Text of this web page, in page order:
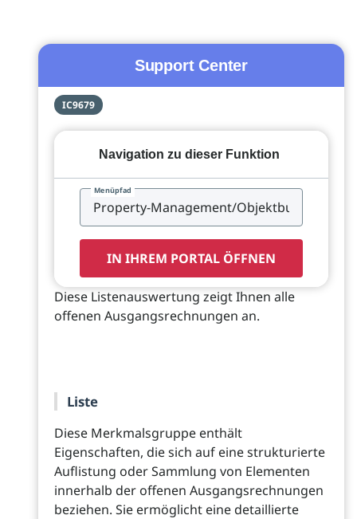
Support Center
IC9679
Navigation zu dieser Funktion
Menüpfad
IN IHREM PORTAL ÖFFNEN
Diese Listenauswertung zeigt Ihnen alle
offenen Ausgangsrechnungen an.
Liste
Diese Merkmalsgruppe enthält
Eigenschaften, die sich auf eine strukturierte
Auflistung oder Sammlung von Elementen
innerhalb der offenen Ausgangsrechnungen
beziehen. Sie ermöglicht eine detaillierte